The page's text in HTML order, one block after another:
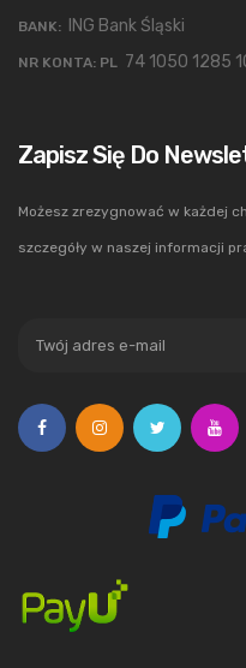
BANK: ING Bank Śląski
NR KONTA: PL 74 1050 1285
Zapisz Się Do
Możesz zrezygnować w każdej
szczegóły w naszej informacji